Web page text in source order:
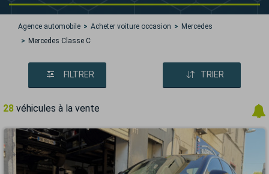
Agence automobile Acheter voiture occasion
Mercedes
Mercedes Classe C
FILTRER TRIER
28 véhicules à la vente